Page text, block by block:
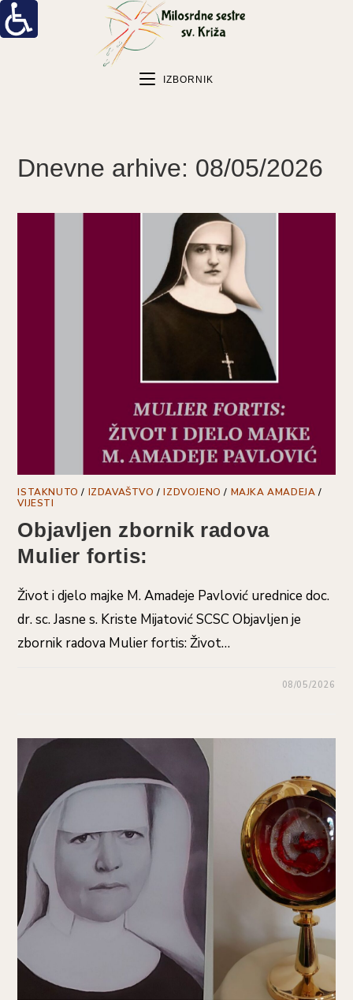
IZBORNIK
Dnevne arhive: 08/05/2026
ISTAKNUTO / IZDAVAŠTVO /IZDVOJENO / MAJKA AMADEJA /
VIJESTI
Objavljen zbornik radova
Mulier fortis:
Život i djelo majke M. Amadeje Pavlović urednice doc.
dr. sc. Jasne s. Kriste Mijatović SCSC Objavljen je
zbornik radova Mulier fortis: Život…
08/05/2026